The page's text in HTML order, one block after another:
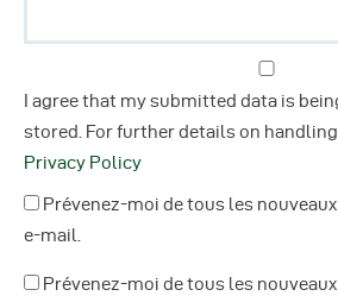
I agree that my submitted data is
stored. For further details on
Privacy Policy
Prévenez-moi de tous les
e-mail.
Prévenez-moi de tous les